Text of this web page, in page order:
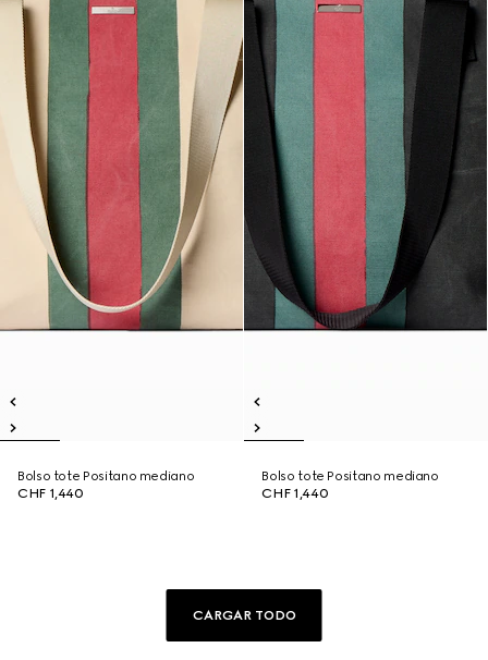
Bolso tote Positano mediano
CHF 1,440
Bolso tote Positano mediano
CHF 1,440
CARGAR TODO